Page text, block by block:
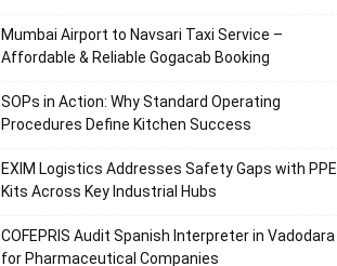
Mumbai Airport to Navsari Taxi Service –
Affordable & Reliable Gogacab Booking
SOPs in Action: Why Standard Operating
Procedures Define Kitchen Success
EXIM Logistics Addresses Safety Gaps with PPE
Kits Across Key Industrial Hubs
COFEPRIS Audit Spanish Interpreter in Vadodara
for Pharmaceutical Companies